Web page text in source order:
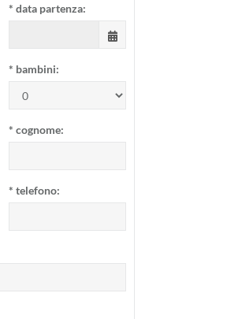
* data partenza:
* bambini:
* cognome:
* telefono: